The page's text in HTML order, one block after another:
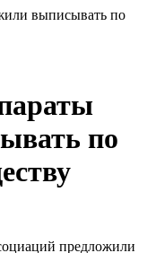
выписывать по
по
предложили